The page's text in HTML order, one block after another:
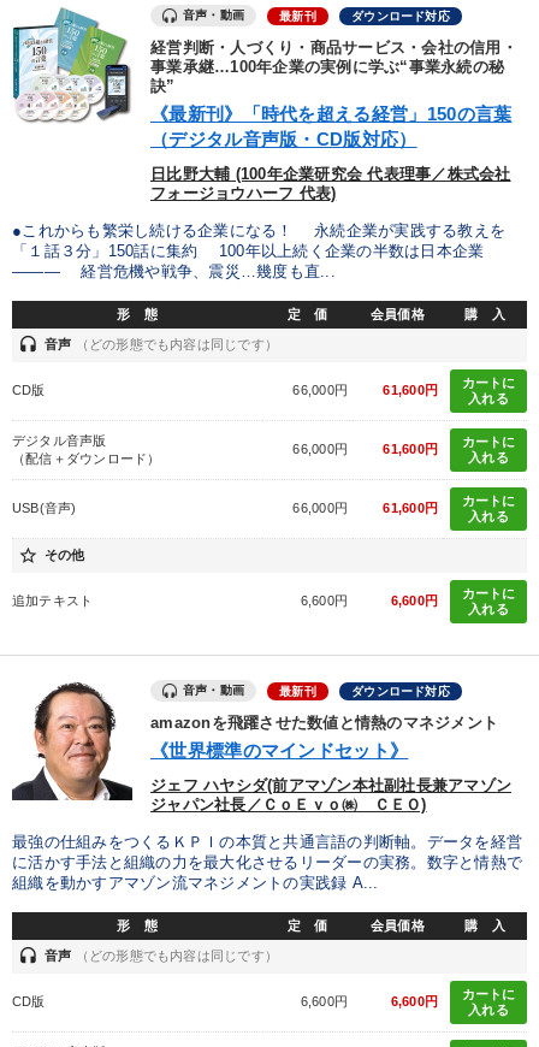
業種
製造業 卸売・小売・飲食業 建設・不動産業
キーワード
デジタルマーケティング 一流人 思考法 企業文化
井上和弘 マーケティング
経営音声・動画を探す refresh 更新する
全国経営者セミナー収録物以外の経営教材（全762タイトル）からお探
しいただけます
カテゴリー
タル版（音声／動画ストリーミング・ダウンロード）
音声と動画で学ぶ 組織と人を動かすマネジメント力を磨く
【4月】音声・映像 組織・採用・スキル マーケティング
【2026年7月】音声・映像ご案内商品
売上直結の営業力や販売力を獲得する
【3月】音声・映像 【12月】音声・映像
【最新刊】時代を超える経営150の言葉＋社長のスピーチ・話材
集２タイトル
音声・動画 最新刊 ダウンロード対応
経営判断・人づくり・商品サービス・会社の信用・
事業承継…100年企業の実例に学ぶ“事業永続の秘
訣”
《最新刊》「時代を超える経営」150の言葉
（デジタル音声版・CD版対応）
日比野大輔 (100年企業研究会 代表理事／株式会社
フォージョウハーフ 代表)
●これからも繁栄し続ける企業になる！ 永続企業が実践する教えを
「１話３分」150話に集約 100年以上続く企業の半数は日本企業
――― 経営危機や戦争、震災…幾度も直...
形 態 定 価 会員価格 購 入
headset 音声 （どの形態でも内容は同じです）
CD版 66,000円 61,600円
カートに
入れる
デジタル音声版
（配信＋ダウンロード）
66,000円 61,600円
カートに
入れる
USB(音声) 66,000円 61,600円
カートに
入れる
star_border その他
追加テキスト 6,600円 6,600円
カートに
入れる
音声・動画 最新刊 ダウンロード対応
amazonを飛躍させた数値と情熱のマネジメント
《世界標準のマインドセット》
ジェフ ハヤシダ(前アマゾン本社副社長兼アマゾン
ジャパン社長／ＣｏＥｖｏ㈱ ＣＥＯ)
最強の仕組みをつくるＫＰＩの本質と共通言語の判断軸。データを経営
に活かす手法と組織の力を最大化させるリーダーの実務。数字と情熱で
組織を動かすアマゾン流マネジメントの実践録 A...
形 態 定 価 会員価格 購 入
headset 音声 （どの形態でも内容は同じです）
CD版 6,600円 6,600円
カートに
入れる